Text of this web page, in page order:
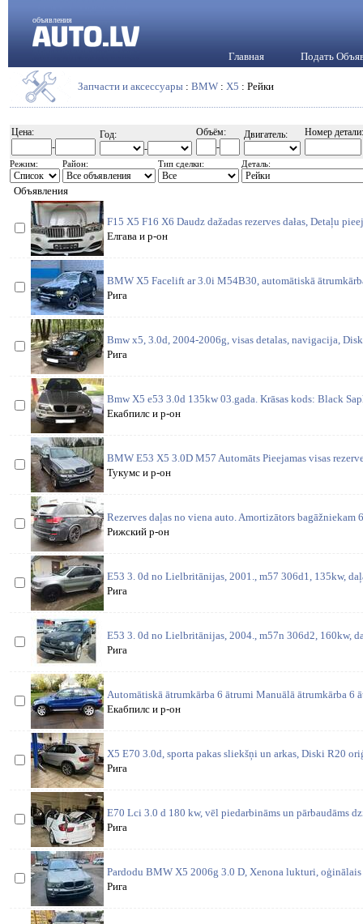
объявления
Главная Подать
Запчасти и аксессуары : BMW : X5 : Рейки
Цена:
-
Год:
-
Объём:
-
Двигатель: Номер детали:
Режим: Район: Тип сделки: Деталь:
Объявления
F15 X5 F16 X6 Daudz dažadas rezerves dałas, Detaļu
Елгава и р-он
BMW X5 Facelift ar 3.0i M54B30, automātiskā
Рига
Bmw x5, 3.0d, 2004-2006g, visas detalas, navigacija,
Рига
Bmw X5 e53 3.0d 135kw 03.gada. Krāsas kods: Black
Екабпилс и р-он
BMW E53 X5 3.0D M57 Automāts Pieejamas visas
Тукумс и р-он
Rezerves daļas no viena auto. Amortizātors bagāžniekam
Рижский р-он
E53 3. 0d no Lielbritānijas, 2001., m57 306d1, 135kw,
Рига
E53 3. 0d no Lielbritānijas, 2004., m57n 306d2, 160kw,
Рига
Automātiskā ātrumkārba 6 ātrumi Manuālā ātrumkārba 6
Екабпилс и р-он
X5 E70 3.0d, sporta pakas sliekšņi un arkas, Diski R20
Рига
E70 Lci 3.0 d 180 kw, vēl piedarbināms un pārbaudāms
Рига
Pardodu BMW X5 2006g 3.0 D, Xenona lukturi, oģinālais
Рига